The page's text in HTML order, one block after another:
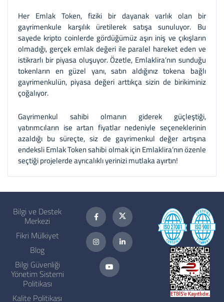
Her Emlak Token, fiziki bir dayanak varlık olan bir
gayrimenkule karşılık üretilerek satışa sunuluyor. Bu
sayede kripto coinlerde gördüğümüz aşırı iniş ve çıkışların
olmadığı, gerçek emlak değeri ile paralel hareket eden ve
istikrarlı bir piyasa oluşuyor. Özetle, Emlaklira’nın sunduğu
tokenların en güzel yanı, satın aldığınız tokena bağlı
gayrimenkulün, piyasa değeri arttıkça sizin de birikiminiz
çoğalıyor.
Gayrimenkul sahibi olmanın giderek güçleştiği,
yatırımcıların ise artan fiyatlar nedeniyle seçeneklerinin
azaldığı bu süreçte, siz de gayrimenkul değer artışına
endeksli Emlak Token sahibi olmak için Emlaklira’nın özenle
seçtiği projelerde ayrıcalıklı yerinizi mutlaka ayırtın!
Bilgi ve Destek
Merkezi
Fikri Mülkiyet
Blog
Bilgi Güvenliği
Yönetim Sistemi
Politikası
Kalite Politikası